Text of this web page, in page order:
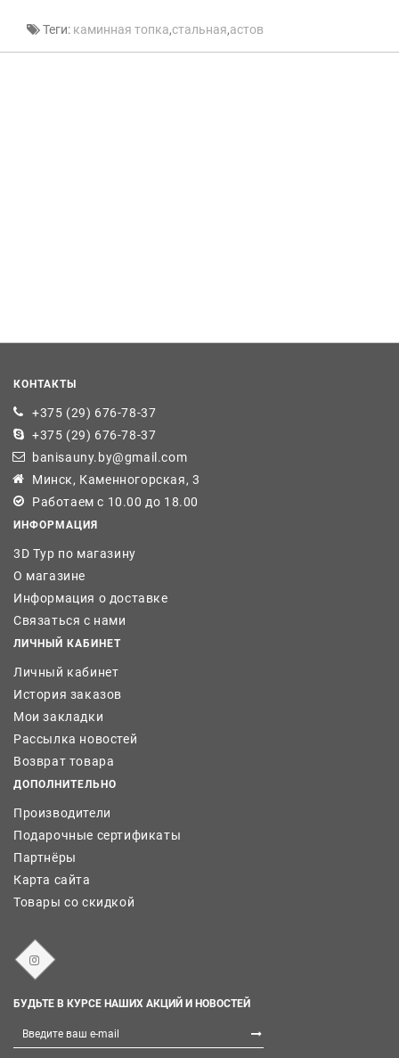
Теги: каминная топка,стальная,астов
КОНТАКТЫ
+375 (29) 676-78-37
+375 (29) 676-78-37
banisauny.by@gmail.com
Минск, Каменногорская, 3
Работаем с 10.00 до 18.00
ИНФОРМАЦИЯ
3D Тур по магазину
О магазине
Информация о доставке
Связаться с нами
ЛИЧНЫЙ КАБИНЕТ
Личный кабинет
История заказов
Мои закладки
Рассылка новостей
Возврат товара
ДОПОЛНИТЕЛЬНО
Производители
Подарочные сертификаты
Партнёры
Карта сайта
Товары со скидкой
БУДЬТЕ В КУРСЕ НАШИХ АКЦИЙ И НОВОСТЕЙ